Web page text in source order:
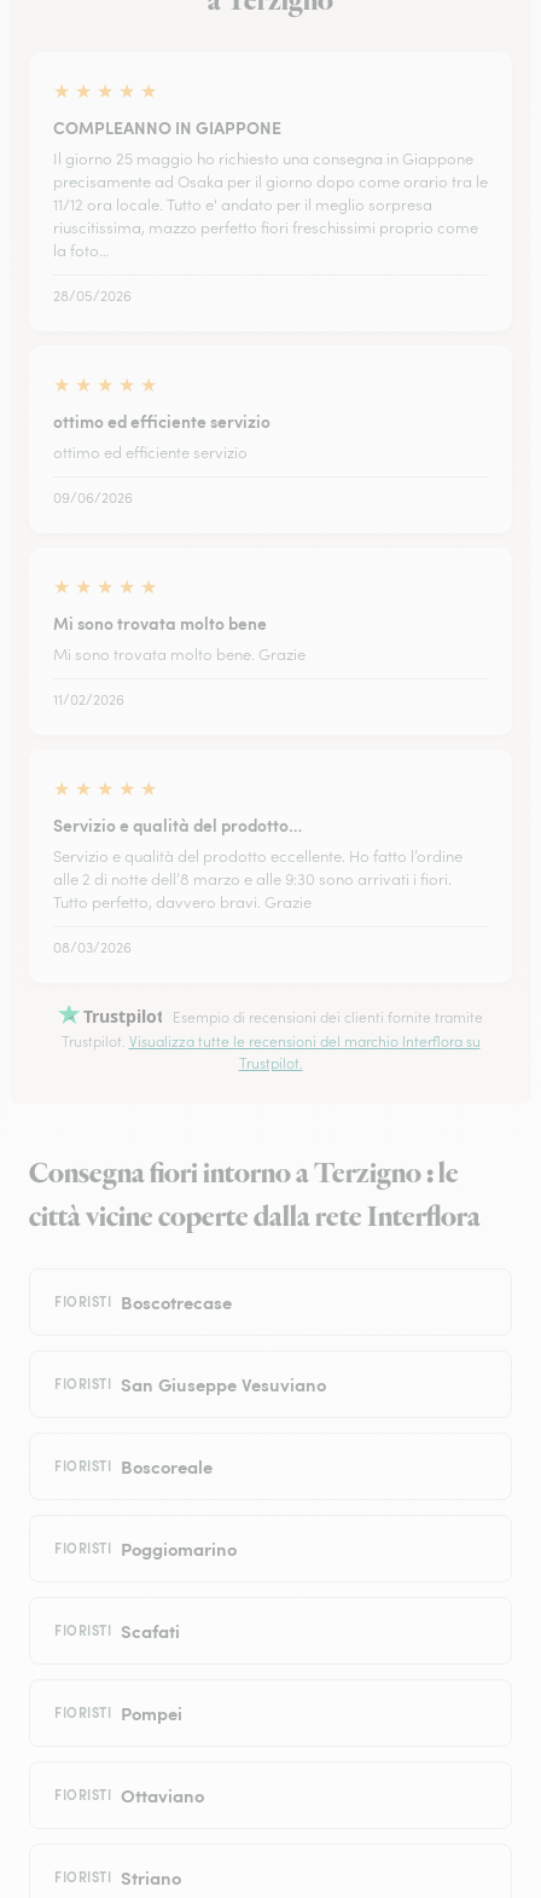
★ ★ ★ ★ ★
COMPLEANNO IN GIAPPONE
Il giorno 25 maggio ho richiesto una consegna in Giappone
precisamente ad Osaka per il giorno dopo come orario tra le
11/12 ora locale. Tutto e' andato per il meglio sorpresa
riuscitissima, mazzo perfetto fiori freschissimi proprio come
la foto…
28/05/2026
★ ★ ★ ★ ★
ottimo ed efficiente servizio
ottimo ed efficiente servizio
09/06/2026
★ ★ ★ ★ ★
Mi sono trovata molto bene
Mi sono trovata molto bene. Grazie
11/02/2026
★ ★ ★ ★ ★
Servizio e qualità del prodotto…
Servizio e qualità del prodotto eccellente. Ho fatto l’ordine
alle 2 di notte dell’8 marzo e alle 9:30 sono arrivati i fiori.
Tutto perfetto, davvero bravi. Grazie
08/03/2026
Trustpilot
Esempio di recensioni dei clienti fornite tramite
Trustpilot. Visualizza tutte le recensioni del marchio Interflora su
Trustpilot.
Consegna fiori intorno a Terzigno : le
città vicine coperte dalla rete Interflora
FIORISTI Boscotrecase
FIORISTI San Giuseppe Vesuviano
FIORISTI Boscoreale
FIORISTI Poggiomarino
FIORISTI Scafati
FIORISTI Pompei
FIORISTI Ottaviano
FIORISTI Striano